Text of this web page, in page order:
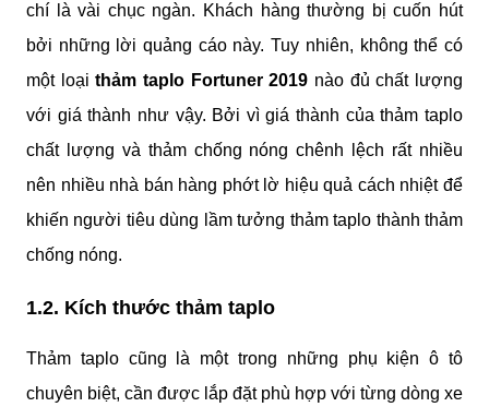
chí là vài chục ngàn. Khách hàng thường bị cuốn hút
bởi những lời quảng cáo này. Tuy nhiên, không thể có
một loại thảm taplo Fortuner 2019 nào đủ chất lượng
với giá thành như vậy. Bởi vì giá thành của thảm taplo
chất lượng và thảm chống nóng chênh lệch rất nhiều
nên nhiều nhà bán hàng phớt lờ hiệu quả cách nhiệt để
khiến người tiêu dùng lầm tưởng thảm taplo thành thảm
chống nóng.
1.2. Kích thước thảm taplo
Thảm taplo cũng là một trong những phụ kiện ô tô
chuyên biệt, cần được lắp đặt phù hợp với từng dòng xe